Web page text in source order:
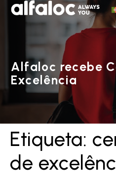
Alfaloc recebe
Excelência
Etiqueta:
de